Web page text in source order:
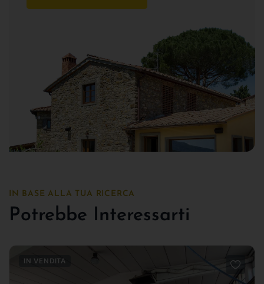
IN BASE ALLA TUA RICERCA
Potrebbe Interessarti
IN VENDITA